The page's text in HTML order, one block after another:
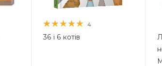
4
36 і 6 котів